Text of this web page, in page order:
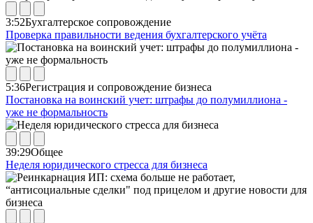
3:52Бухгалтерское сопровождение
Проверка правильности ведения бухгалтерского учёта
5:36Регистрация и сопровождение бизнеса
Постановка на воинский учет: штрафы до полумиллиона -
уже не формальность
39:29Общее
Неделя юридического стресса для бизнеса